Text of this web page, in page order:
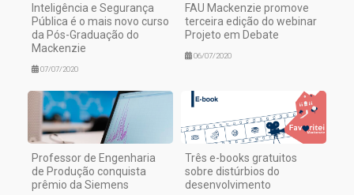
Inteligência e Segurança
Pública é o mais novo curso
da Pós-Graduação do
Mackenzie
07/07/2020
FAU Mackenzie promove
terceira edição do webinar
Projeto em Debate
06/07/2020
Professor de Engenharia
de Produção conquista
prêmio da Siemens
Três e-books gratuitos
sobre distúrbios do
desenvolvimento